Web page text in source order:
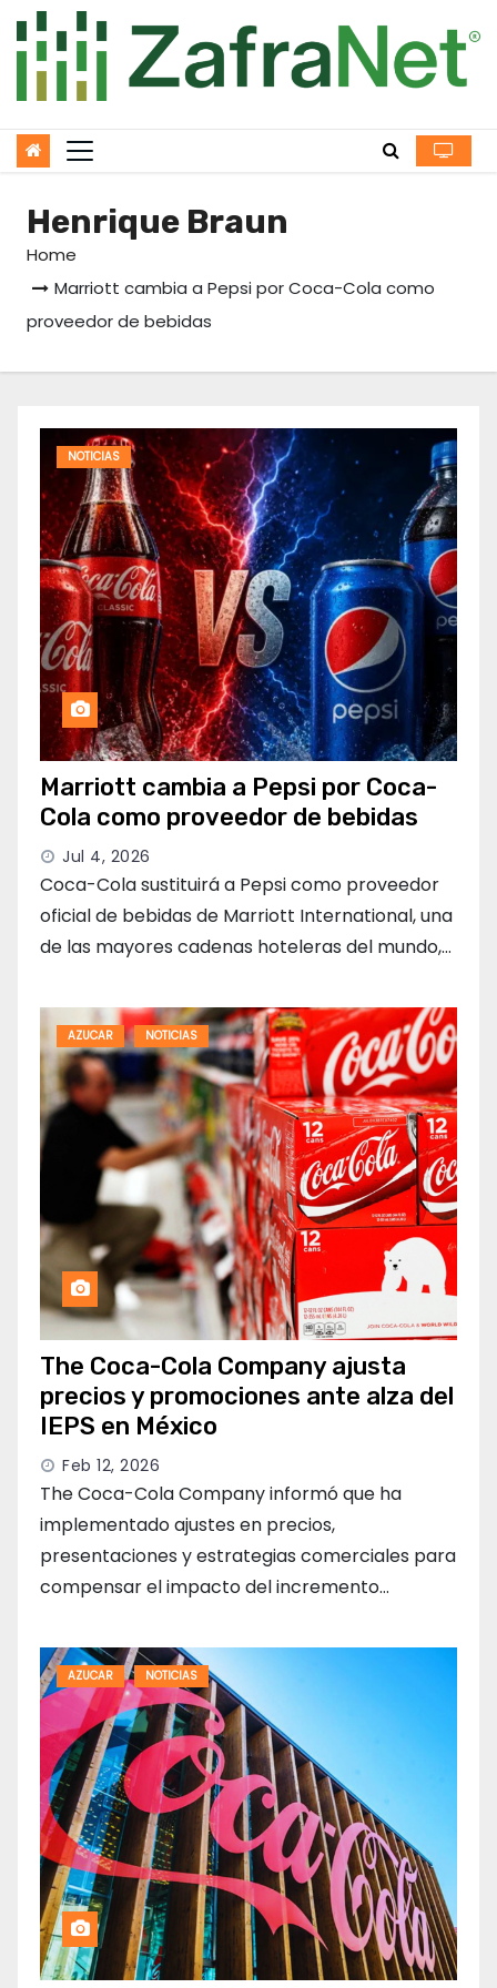
to
content
Henrique Braun
Home
Marriott cambia a Pepsi por Coca-Cola como
proveedor de bebidas
NOTICIAS
Marriott cambia a Pepsi por Coca-
Cola como proveedor de bebidas
Jul 4, 2026
Coca-Cola sustituirá a Pepsi como proveedor
oficial de bebidas de Marriott International, una
de las mayores cadenas hoteleras del mundo,…
AZUCAR NOTICIAS
The Coca-Cola Company ajusta
precios y promociones ante alza del
IEPS en México
Feb 12, 2026
The Coca-Cola Company informó que ha
implementado ajustes en precios,
presentaciones y estrategias comerciales para
compensar el impacto del incremento…
AZUCAR NOTICIAS